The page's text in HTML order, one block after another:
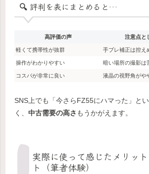
🔍 評判を表にまとめると…
高評価の声 注意点と
軽くて携帯性が抜群 手ブレ補正は控え
操作がわかりやすい 暗い場所の撮影は
コスパが非常に良い 液晶の視野角がや
SNS上でも「今さらFZ55にハマった」と
く、 中古需要の高さ もうかがえます。
実際に使って感じたメリッ
ト（筆者体験）